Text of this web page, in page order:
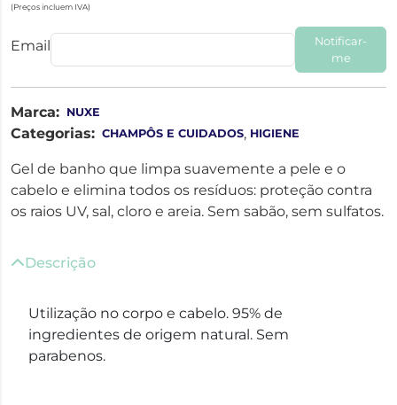
(Preços incluem IVA)
Email
Notificar-
me
Marca: NUXE
Categorias: CHAMPÔS E CUIDADOS, HIGIENE
Gel de banho que limpa suavemente a pele e o
cabelo e elimina todos os resíduos: proteção contra
os raios UV, sal, cloro e areia. Sem sabão, sem sulfatos.
Descrição
Utilização no corpo e cabelo. 95% de
ingredientes de origem natural. Sem
parabenos.